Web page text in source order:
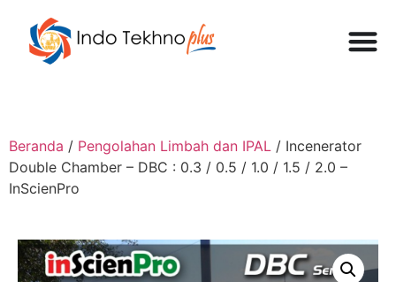
Beranda / Pengolahan Limbah dan IPAL / Incenerator
Double Chamber – DBC : 0.3 / 0.5 / 1.0 / 1.5 / 2.0 –
InScienPro